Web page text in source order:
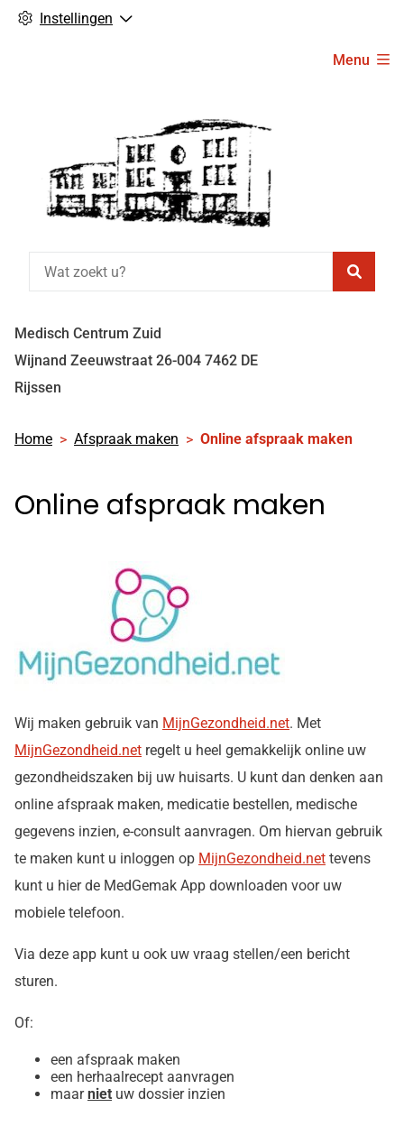
Instellingen
Menu
Medisch Centrum Zuid
Wijnand Zeeuwstraat 26-004 7462 DE
Rijssen
Home Afspraak maken Online afspraak maken
Online afspraak maken
Wij maken gebruik van MijnGezondheid.net. Met
MijnGezondheid.net regelt u heel gemakkelijk online uw
gezondheidszaken bij uw huisarts. U kunt dan denken aan
online afspraak maken, medicatie bestellen, medische
gegevens inzien, e-consult aanvragen. Om hiervan gebruik
te maken kunt u inloggen op MijnGezondheid.net tevens
kunt u hier de MedGemak App downloaden voor uw
mobiele telefoon.
Via deze app kunt u ook uw vraag stellen/een bericht
sturen.
Of:
een afspraak maken
een herhaalrecept aanvragen
maarniet uw dossier inzien